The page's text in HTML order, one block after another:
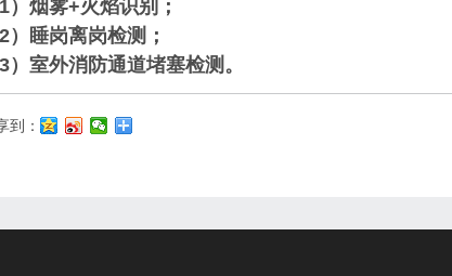
1）烟雾+火焰识别 ；
2）睡岗离岗检测 ；
3）室外消防通道堵塞检测。
到：